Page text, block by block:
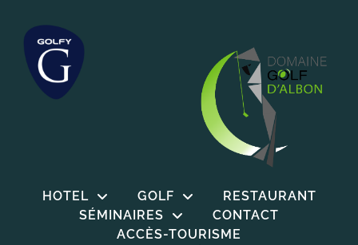
HOTEL GOLF
RESTAURANT
SÉMINAIRES
CONTACT
ACCÈS-TOURISME